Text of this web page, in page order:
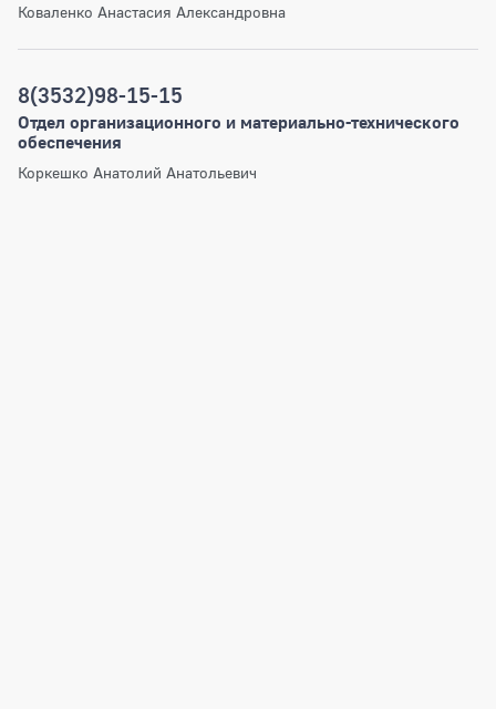
Коваленко Анастасия Александровна
Отдел организационного и материально-технического
обеспечения
Коркешко Анатолий Анатольевич
8(3532)98-15-15